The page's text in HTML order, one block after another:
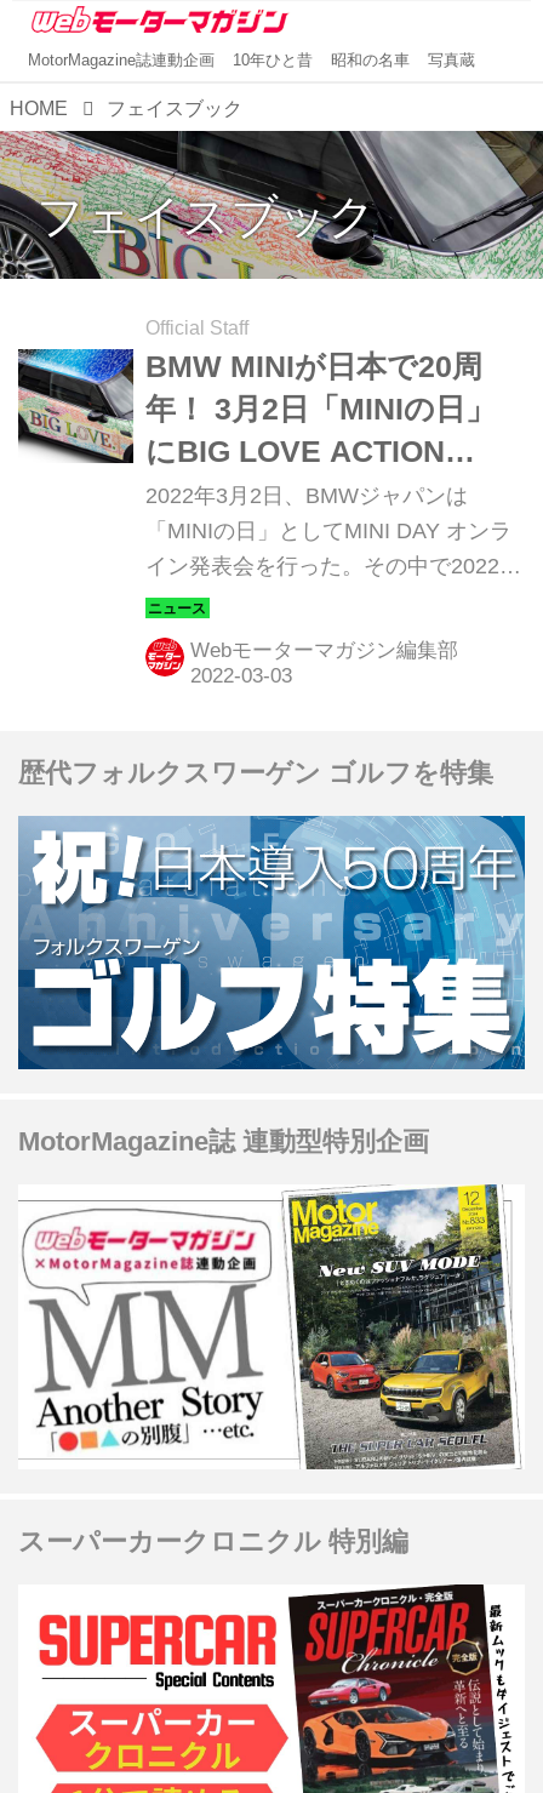
MotorMagazine誌連動企画 10年ひと昔 昭和の名車 写真蔵
HOME フェイスブック
フェイスブック
Official Staff
BMW MINIが日本で20周
年！ 3月2日「MINIの日」
にBIG LOVE ACTION
powered by MINI始動
2022年3月2日、BMWジャパンは
「MINIの日」としてMINI DAY オンラ
イン発表会を行った。その中で2022年
は、新しいマーケティングキャンペー
ン「BIG LOVE ACTION powered by
MINI」を行なうことも発表した。
Webモーターマガジン編集部
歴代フォルクスワーゲン ゴルフを特集
MotorMagazine誌 連動型特別企画
スーパーカークロニクル 特別編